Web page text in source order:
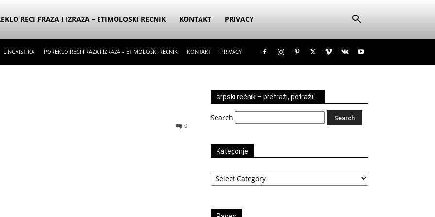
REČI FRAZA I IZRAZA – ETIMOLOŠKI REČNIK KONTAKT PRIVACY
LINGVISTIKA POREKLO REČI FRAZA I IZRAZA – ETIMOLOŠKI REČNIK KONTAKT PRIVACY
0
srpski rečnik – pretraži, potraži …
Search
Kategorije
Kategorije